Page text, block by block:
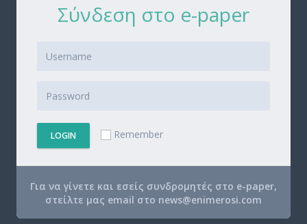
Σύνδεση στο e-paper
LOGIN Remember
Για να γίνετε και εσείς συνδρομητές στο e-paper,
στείλτε μας email στο news@enimerosi.com